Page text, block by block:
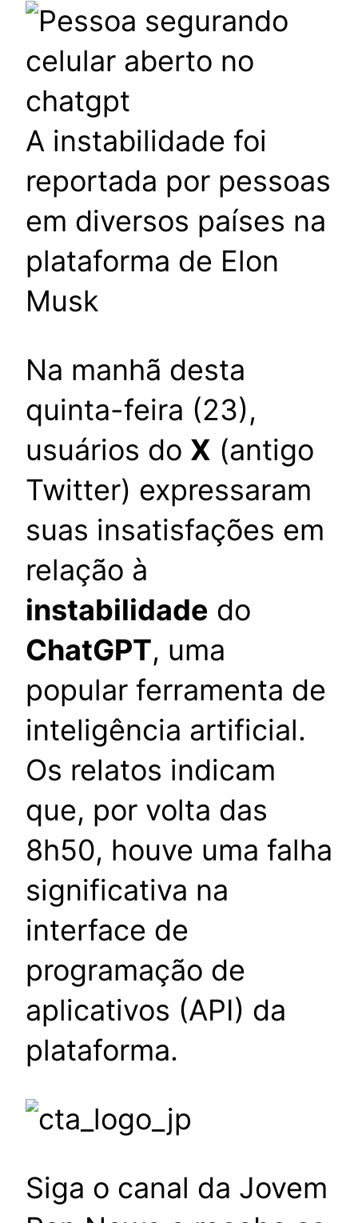
A instabilidade foi
reportada por pessoas
em diversos países na
plataforma de Elon
Musk
Na manhã desta
quinta-feira (23),
usuários do X (antigo
Twitter) expressaram
suas insatisfações em
relação à
instabilidade do
ChatGPT, uma
popular ferramenta de
inteligência artificial.
Os relatos indicam
que, por volta das
8h50, houve uma falha
significativa na
interface de
programação de
aplicativos (API) da
plataforma.
Siga o canal da Jovem